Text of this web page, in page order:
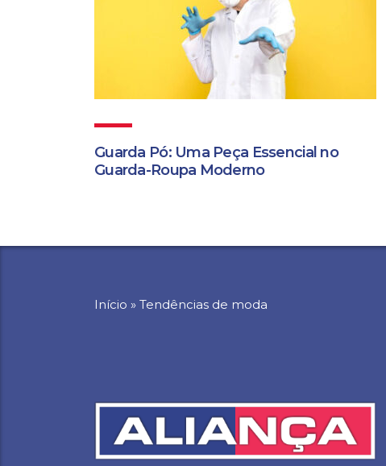
Guarda Pó: Uma Peça Essencial no
Guarda-Roupa Moderno
Início » Tendências de moda